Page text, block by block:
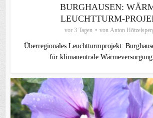
BURGHAUSEN:
LEUCHTTURM-
vor 3 Tagen von Anton
Überregionales Leuchtturmprojekt:
für klimaneutrale Wärmeversorgung